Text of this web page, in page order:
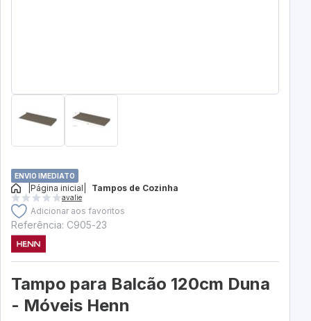
ENVIO IMEDIATO
Página inicial Tampos de Cozinha
avalie
Adicionar aos favoritos
Referência: C905-23
Tampo para Balcão 120cm Duna
- Móveis Henn